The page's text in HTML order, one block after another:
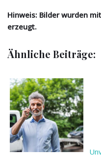
Hinweis: Bilder wurden
erzeugt.
Ähnliche Beiträge: